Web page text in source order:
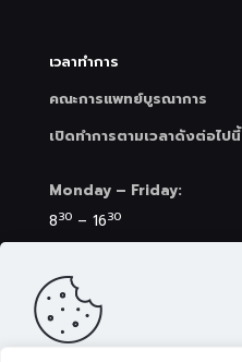
เวลาทำการ
คณะการแพทย์บูรณาการ
เปิดทำการตามเวลาดังต่อไปนี้
Monday – Friday:
830 – 1630
8 30– 17